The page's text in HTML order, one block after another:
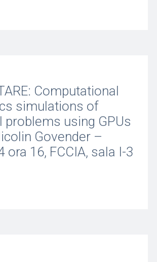
Computational
simulations of
problems using GPUs
Govender –
ora 16, FCCIA, sala I-3